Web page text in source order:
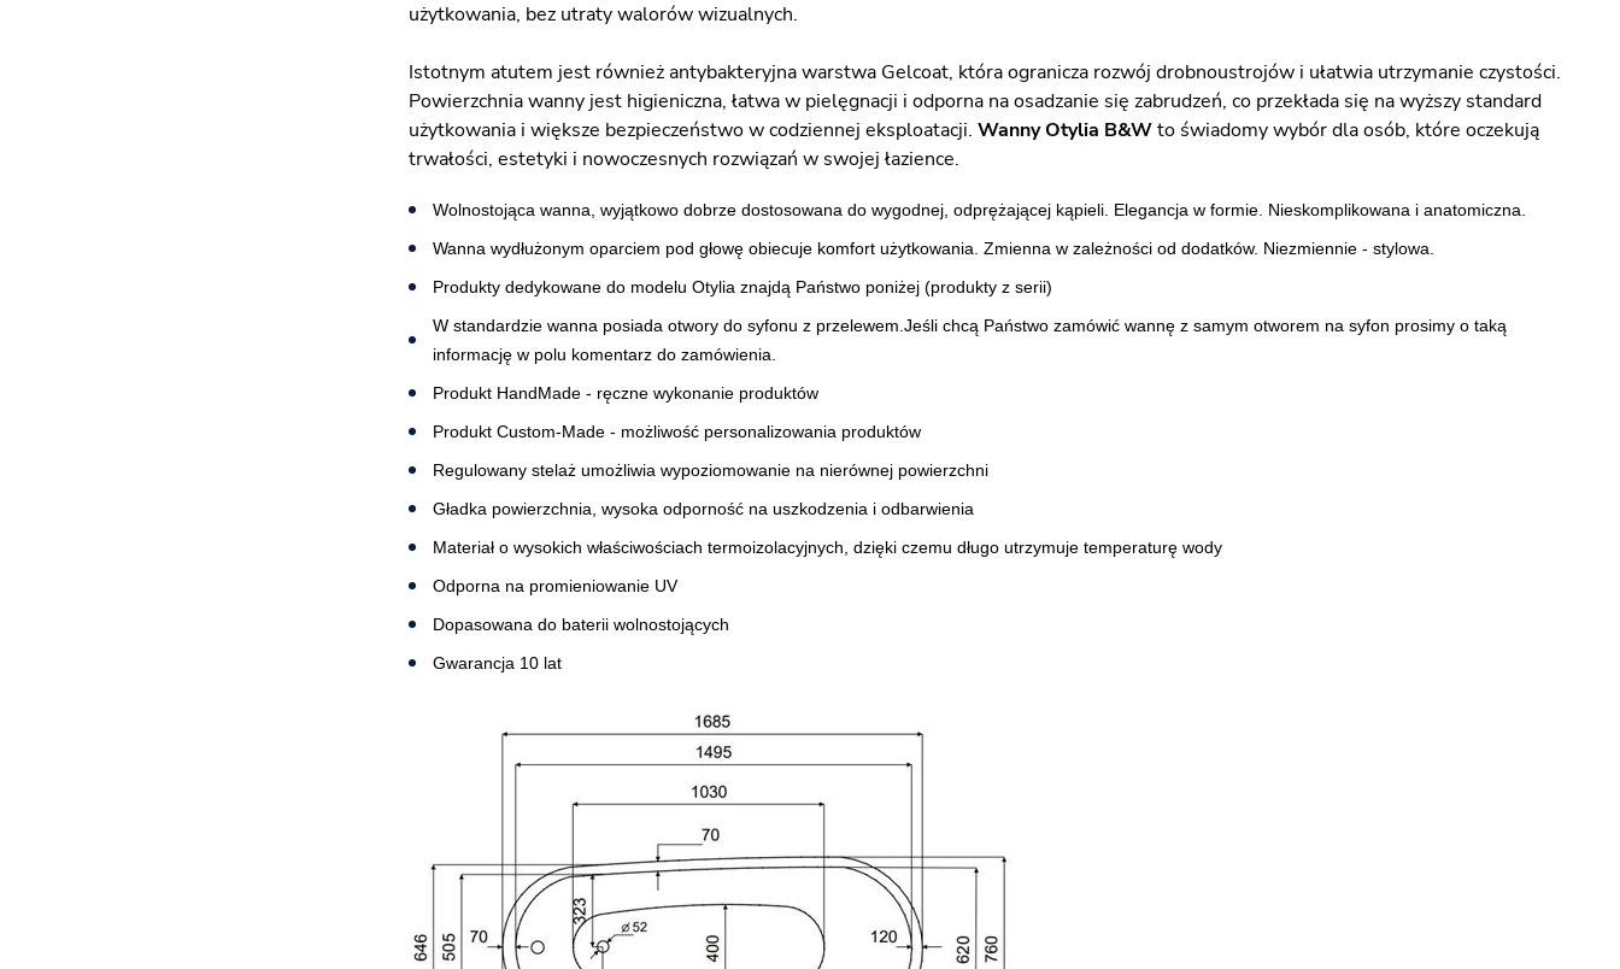
użytkowania, bez utraty walorów wizualnych.
Istotnym atutem jest również antybakteryjna warstwa Gelcoat, która ogranicza rozwój drobnoustrojów i ułatwia utrzymanie czystości.
Powierzchnia wanny jest higieniczna, łatwa w pielęgnacji i odporna na osadzanie się zabrudzeń, co przekłada się na wyższy standard
użytkowania i większe bezpieczeństwo w codziennej eksploatacji. Wanny Otylia B&Wto świadomy wybór dla osób, które oczekują
trwałości, estetyki i nowoczesnych rozwiązań w swojej łazience.
Wolnostojąca wanna, wyjątkowo dobrze dostosowana do wygodnej, odprężającej kąpieli. Elegancja w formie. Nieskomplikowana i anatomiczna.
Wanna wydłużonym oparciem pod głowę obiecuje komfort użytkowania. Zmienna w zależności od dodatków. Niezmiennie - stylowa.
Produkty dedykowane do modelu Otylia znajdą Państwo poniżej (produkty z serii)
W standardzie wanna posiada otwory do syfonu z przelewem.Jeśli chcą Państwo zamówić wannę z samym otworem na syfon prosimy o taką
informację w polu komentarz do zamówienia.
Produkt HandMade - ręczne wykonanie produktów
Produkt Custom-Made - możliwość personalizowania produktów
Regulowany stelaż umożliwia wypoziomowanie na nierównej powierzchni
Gładka powierzchnia, wysoka odporność na uszkodzenia i odbarwienia
Materiał o wysokich właściwościach termoizolacyjnych, dzięki czemu długo utrzymuje temperaturę wody
Odporna na promieniowanie UV
Dopasowana do baterii wolnostojących
Gwarancja 10 lat